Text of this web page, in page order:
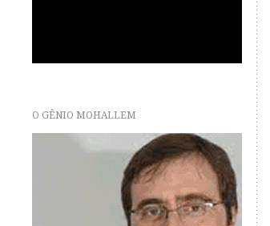
O GÊNIO MOHALLEM